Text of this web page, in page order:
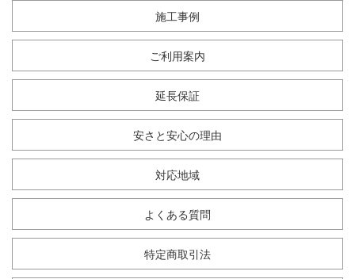
施工事例
ご利用案内
延長保証
安さと安心の理由
対応地域
よくある質問
特定商取引法